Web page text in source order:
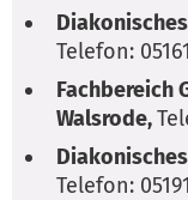
Telefon:
Fachbereich
Walsrode,
Telefon: